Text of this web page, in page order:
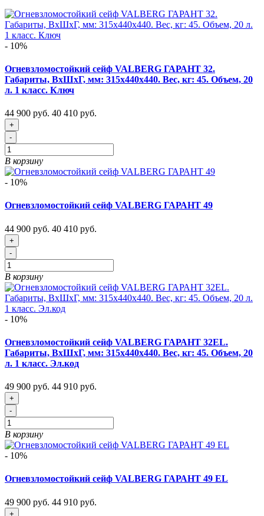
- 10%
Огневзломостойкий сейф VALBERG ГАРАНТ 32.
Габариты, ВxШxГ, мм: 315х440х440. Вес, кг: 45. Объем, 20
л. 1 класс. Ключ
44 900 руб. 40 410 руб.
+
-
В корзину
- 10%
Огневзломостойкий сейф VALBERG ГАРАНТ 49
44 900 руб. 40 410 руб.
+
-
В корзину
- 10%
Огневзломостойкий сейф VALBERG ГАРАНТ 32EL.
Габариты, ВxШxГ, мм: 315х440х440. Вес, кг: 45. Объем, 20
л. 1 класс. Эл.код
49 900 руб. 44 910 руб.
+
-
В корзину
- 10%
Огневзломостойкий сейф VALBERG ГАРАНТ 49 EL
49 900 руб. 44 910 руб.
+